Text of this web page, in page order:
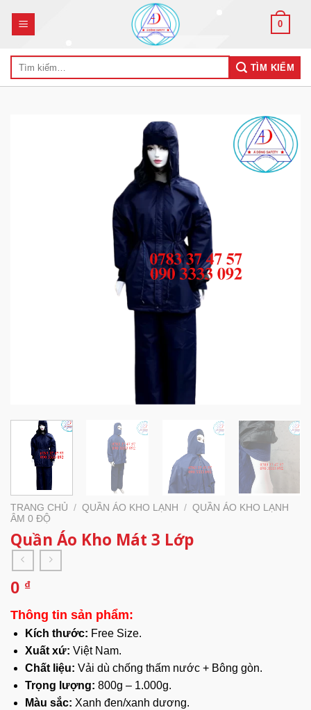
0
TÌM KIẾM
TRANG CHỦ / QUẦN ÁO KHO LẠNH / QUẦN ÁO KHO LẠNH
ÂM 0 ĐỘ
Quần Áo Kho Mát 3 Lớp
0 ₫
Thông tin sản phẩm:
Kích thước: Free Size.
Xuất xứ: Việt Nam.
Chất liệu: Vải dù chống thấm nước + Bông gòn.
Trọng lượng: 800g – 1.000g.
Màu sắc: Xanh đen/xanh dương.